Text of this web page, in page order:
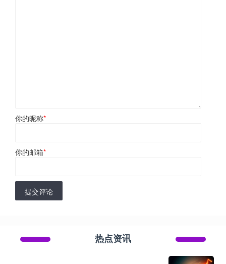
你的昵称*
你的邮箱*
提交评论
热点资讯